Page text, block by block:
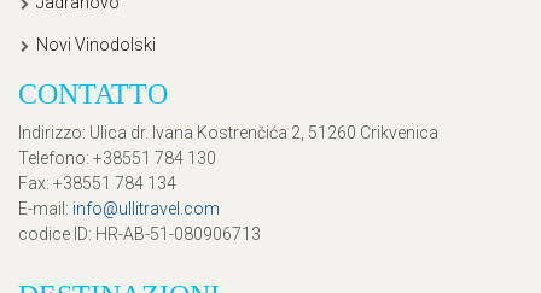
Novi Vinodolski
CONTATTO
Indirizzo: Ulica dr. Ivana Kostrenčića 2, 51260 Crikvenica
Telefono: +38551 784 130
Fax: +38551 784 134
E-mail : info@ullitravel.com
codice ID: HR-AB-51-080906713